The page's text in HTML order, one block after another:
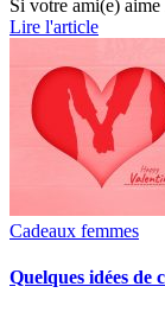
Si votre ami(e)
Lire l'article
Cadeaux femmes
Quelques idées de